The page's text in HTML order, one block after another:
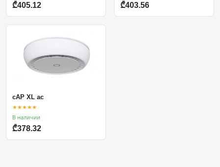
₾405.12 ₾403.56
cAP XL ac
★★★★★
В наличии
₾378.32